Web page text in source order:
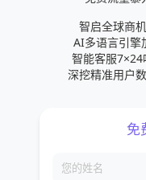
智启全球商
AI多语言引擎
智能客服
深挖精准用户